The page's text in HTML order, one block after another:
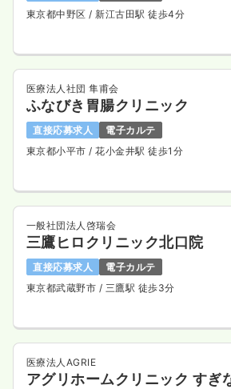
東京都中野区 / 新江古田駅 徒歩4分
医療法人社団 隼甫会
ふなびき胃腸クリニック
直接応募求人
電子カルテ
東京都小平市 / 花小金井駅 徒歩1分
一般社団法人啓瑞会
三鷹ヒロクリニック北口院
直接応募求人
電子カルテ
東京都武蔵野市 / 三鷹駅 徒歩3分
医療法人AGRIE
アグリホームクリニック すぎ